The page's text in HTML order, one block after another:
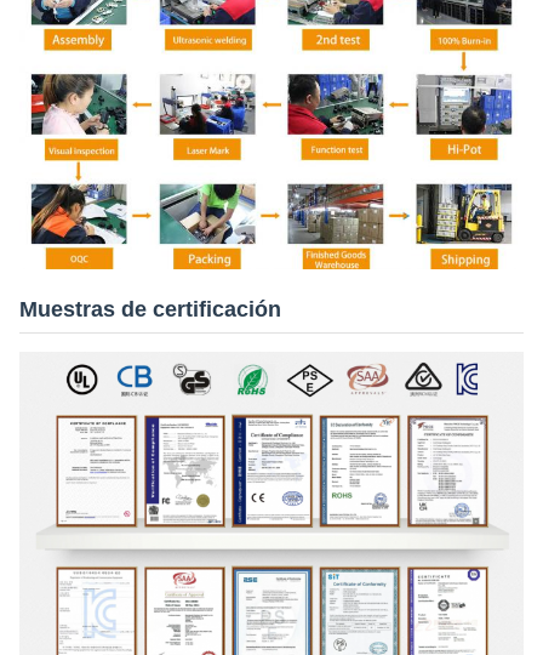
Muestras de certificación